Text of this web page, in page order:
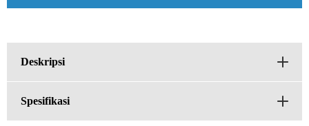
Deskripsi
Spesifikasi